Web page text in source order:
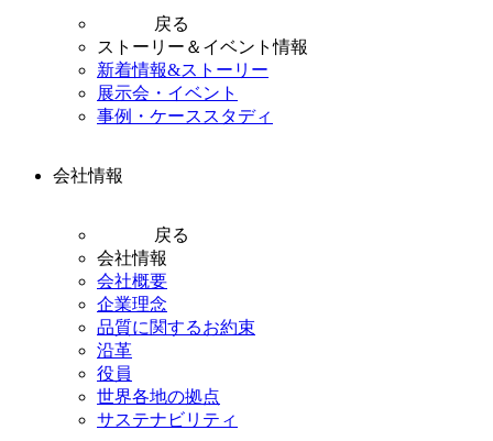
戻る
ストーリー＆イベント情報
新着情報&ストーリー
展示会・イベント
事例・ケーススタディ
会社情報
戻る
会社情報
会社概要
企業理念
品質に関するお約束
沿革
役員
世界各地の拠点
サステナビリティ